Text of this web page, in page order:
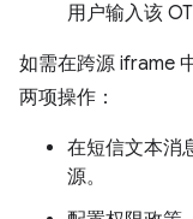
用户输入该
如需在跨源 iframe
两项操作：
在短信文本消
源。